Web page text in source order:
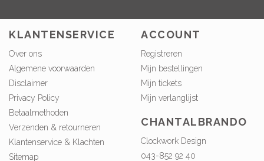
KLANTENSERVICE
Over ons
Algemene voorwaarden
Disclaimer
Privacy Policy
Betaalmethoden
Verzenden & retourneren
Klantenservice & Klachten
Sitemap
ACCOUNT
Registreren
Mijn bestellingen
Mijn tickets
Mijn verlanglijst
CHANTALBRANDO
Clockwork Design
043-852 92 40